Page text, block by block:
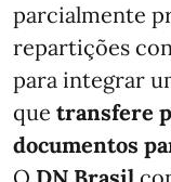
parcialmente
repartições
para integrar
que transfere
documentos